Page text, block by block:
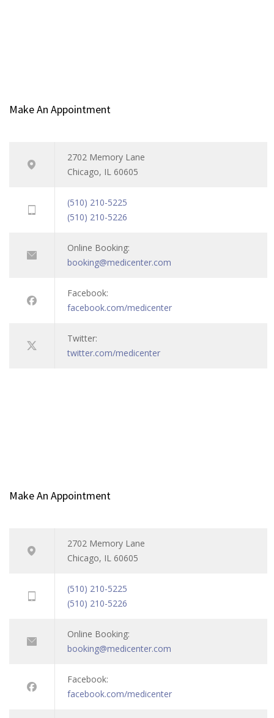
Make An Appointment
2702 Memory Lane
Chicago, IL 60605
(510) 210-5225
(510) 210-5226
Online Booking:
booking@medicenter.com
Facebook:
facebook.com/medicenter
Twitter:
twitter.com/medicenter
Make An Appointment
2702 Memory Lane
Chicago, IL 60605
(510) 210-5225
(510) 210-5226
Online Booking:
booking@medicenter.com
Facebook:
facebook.com/medicenter